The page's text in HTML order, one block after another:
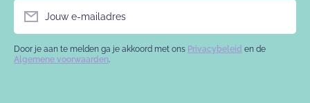
Jouw e-mailadres
Door je aan te melden ga je akkoord met ons Privacybeleid en de
Algemene voorwaarden.